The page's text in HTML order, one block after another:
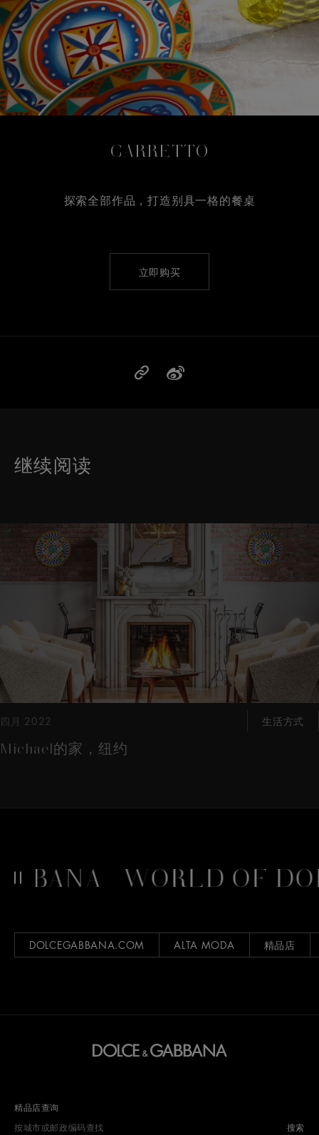
CARRETTO
探索全部作品，打造别具一格的餐桌
立即购买
继续阅读
这是带有可以左右移动幻灯片 的轮播图。有些图片有放大
四月 2022 生活方式
Michael的家，纽约
WORLD OF
DOLCEGABBANA.COM ALTA MODA 精品店
精品店查询
搜索